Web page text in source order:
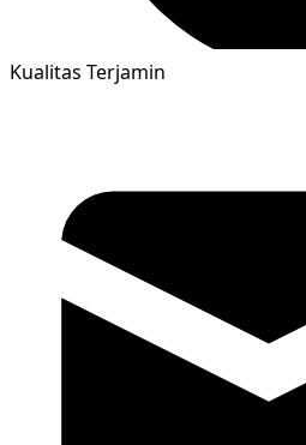
Kualitas Terjamin